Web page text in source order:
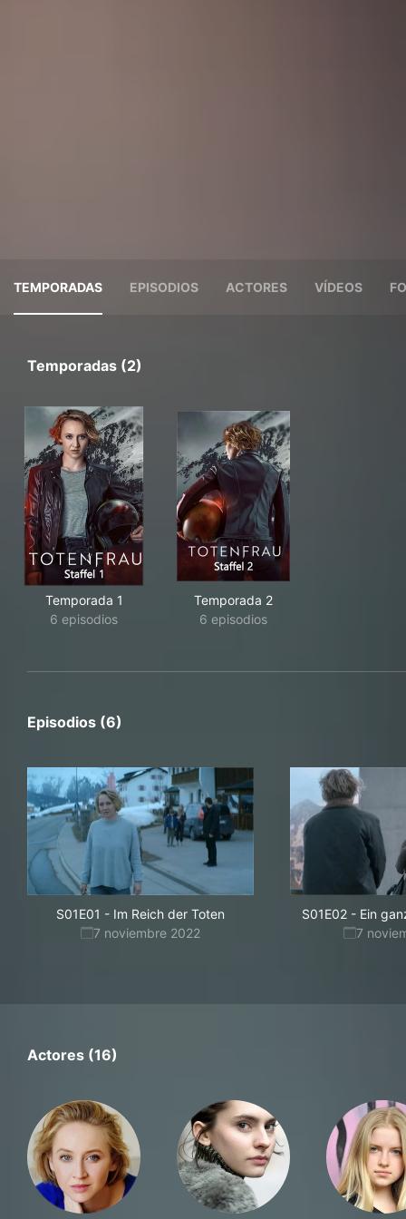
TEMPORADAS EPISODIOS ACTORES VÍDEOS
Temporadas (2)
Temporada 1
6 episodios
Temporada 2
6 episodios
Episodios (6)
S01E01 - Im Reich der Toten
7 noviembre 2022
S01E02- Ein
7
Actores (16)